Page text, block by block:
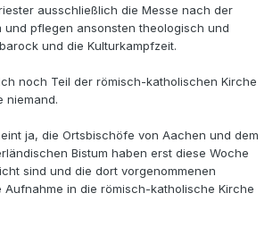
ausschließlich die Messe nach der
und pflegen ansonsten theologisch und
und die Kulturkampfzeit.
noch Teil der römisch-katholischen Kirche
niemand.
ja, die Ortsbischöfe von Aachen und dem
Bistum haben erst diese Woche
sind und die dort vorgenommenen
Aufnahme in die römisch-katholische Kirche